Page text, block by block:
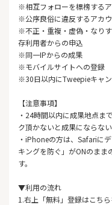
※相互フォローを標榜する
※公序良俗に違反するアカ
※不正・重複・虚偽・なり
存利用者からの申込
※同一IPからの成果
※モバイルサイトへの登録
※30日以内にTweepieキャ
【注意事項】
・24時間以内に成果地点ま
ク頂かないと成果にならな
・iPhoneの方は、Safariに
キングを防ぐ」がONのまま
す。
▼利用の流れ
1.右上「無料」登録はこち